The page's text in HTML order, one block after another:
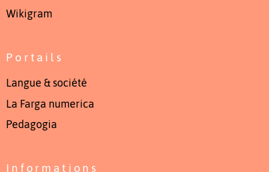
Wikigram
Portails
Langue & société
La Farga numerica
Pedagogia
Informations